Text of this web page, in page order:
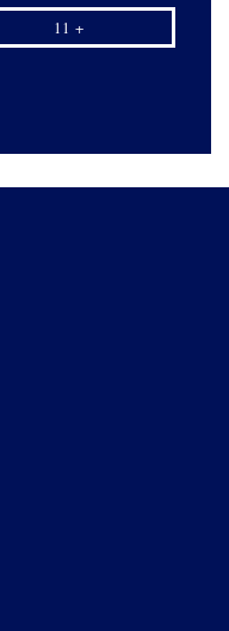
11 +